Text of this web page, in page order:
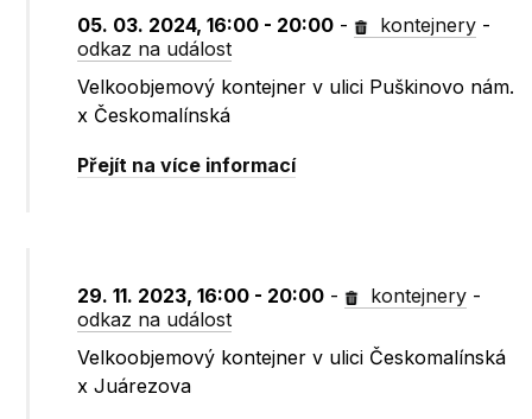
05. 03. 2024, 16:00 - 20:00 - kontejnery -
odkaz na událost
Velkoobjemový kontejner v ulici Puškinovo nám.
x Českomalínská
Přejít na více informací
29. 11. 2023, 16:00 - 20:00 - kontejnery -
odkaz na událost
Velkoobjemový kontejner v ulici Českomalínská
x Juárezova